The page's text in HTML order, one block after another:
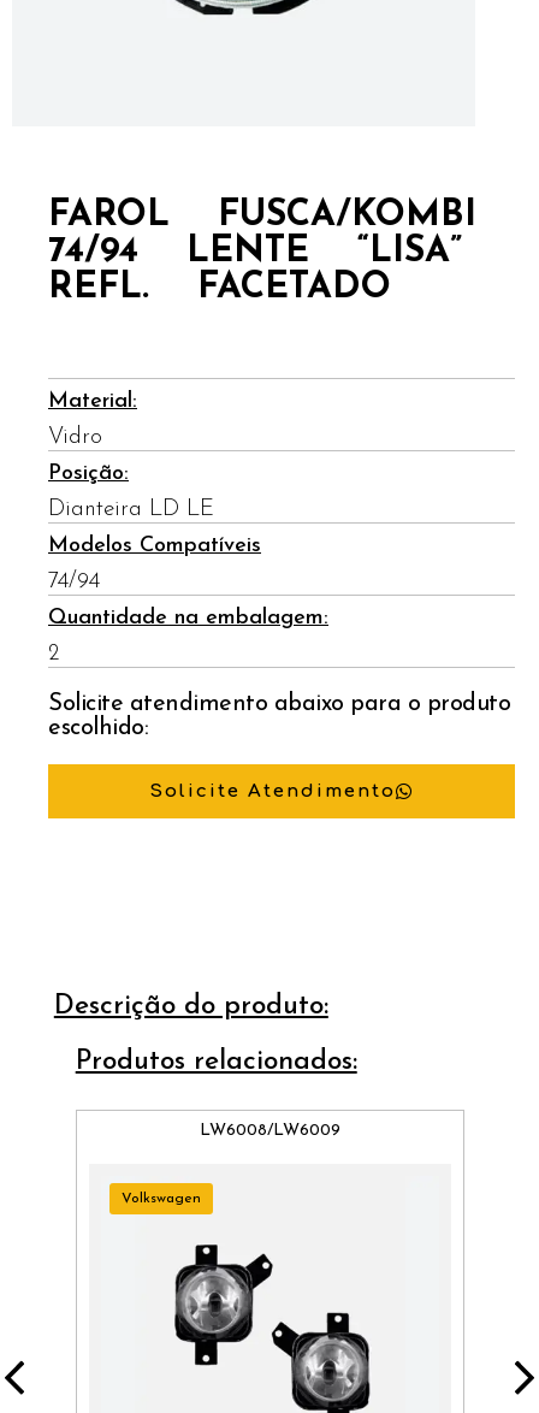
FAROL FUSCA/KOMBI
74/94 LENTE “LISA”
REFL. FACETADO
Material:
Vidro
Posição:
Dianteira LD LE
Modelos Compatíveis
74/94
Quantidade na embalagem:
2
Solicite atendimento abaixo para o produto
escolhido:
Solicite Atendimento
Descrição do produto:
Produtos relacionados:
LW6008/LW6009
Volkswagen